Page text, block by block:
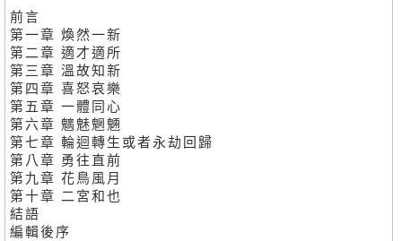
前言
第一章 煥然一新
第二章 適才適所
第三章 溫故知新
第四章 喜怒哀樂
第五章 一體同心
第六章 魑魅魍魎
第七章 輪迴轉生或者永劫回歸
第八章 勇往直前
第九章 花鳥風月
第十章 二宮和也
結語
編輯後序